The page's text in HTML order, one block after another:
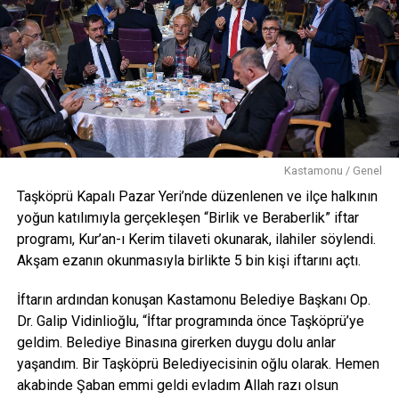
Kastamonu / Genel
Taşköprü Kapalı Pazar Yeri’nde düzenlenen ve ilçe halkının
yoğun katılımıyla gerçekleşen “Birlik ve Beraberlik” iftar
programı, Kur’an-ı Kerim tilaveti okunarak, ilahiler söylendi.
Akşam ezanın okunmasıyla birlikte 5 bin kişi iftarını açtı.
İftarın ardından konuşan Kastamonu Belediye Başkanı Op.
Dr. Galip Vidinlioğlu, “İftar programında önce Taşköprü’ye
geldim. Belediye Binasına girerken duygu dolu anlar
yaşandım. Bir Taşköprü Belediyecisinin oğlu olarak. Hemen
akabinde Şaban emmi geldi evladım Allah razı olsun